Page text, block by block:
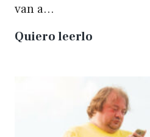
van a…
Quiero leerlo
matará
a
la